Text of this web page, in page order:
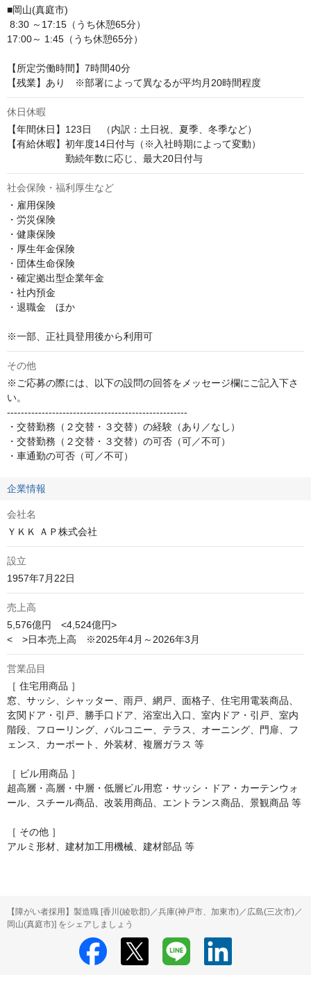
■岡山(真庭市)
17:00～ 1:45（うち休憩65分）
【所定労働時間】7時間40分
【残業】あり　※部署によって異なるが平均月20時間程度
休日休暇
【年間休日】123日　（内訳：土日祝、夏季、冬季など）
【有給休暇】初年度14日付与（※入社時期によって変動）
勤続年数に応じ、最大20日付与
社会保険・福利厚生など
・雇用保険
・労災保険
・健康保険
・厚生年金保険
・団体生命保険
・確定拠出型企業年金
・社内預金
・退職金　ほか
※一部、正社員登用後から利用可
その他
※ご応募の際には、以下の設問の回答をメッセージ欄にご記入下さ
い。
----------------------------------------------------
・交替勤務（２交替・３交替）の経験（あり／なし）
・交替勤務（２交替・３交替）の可否（可／不可）
・車通勤の可否（可／不可）
企業情報
会社名
ＹＫＫ ＡＰ株式会社
設立
1957年7月22日
売上高
5,576億円　<4,524億円>
<　>日本売上高　※2025年4月～2026年3月
営業品目
［ 住宅用商品 ］
窓、サッシ、シャッター、雨戸、網戸、面格子、住宅用電装商品、
玄関ドア・引戸、勝手口ドア、浴室出入口、室内ドア・引戸、室内
階段、フローリング、バルコニー、テラス、オーニング、門扉、フ
ェンス、カーポート、外装材、複層ガラス 等
［ ビル用商品 ］
超高層・高層・中層・低層ビル用窓・サッシ・ドア・カーテンウォ
ール、スチール商品、改装用商品、エントランス商品、景観商品 等
［ その他 ］
アルミ形材、建材加工用機械、建材部品 等
【障がい者採用】製造職 [香川(綾歌郡)／兵庫(神戸市、加東市)／広島(三次市)／
岡山(真庭市)] をシェアしましょう